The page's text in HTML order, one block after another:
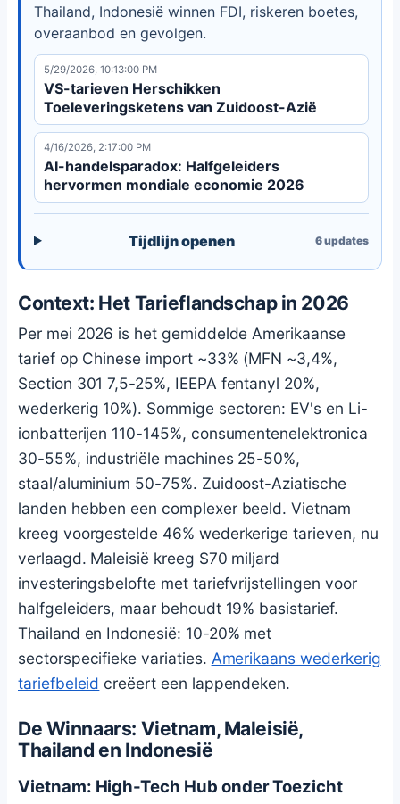
Thailand, Indonesië winnen FDI, riskeren boetes,
overaanbod en gevolgen.
5/29/2026, 10:13:00 PM
VS-tarieven Herschikken
Toeleveringsketens van Zuidoost-Azië
4/16/2026, 2:17:00 PM
AI-handelsparadox: Halfgeleiders
hervormen mondiale economie 2026
Tijdlijn openen 6updates
Context: Het Tarieflandschap in 2026
Per mei 2026 is het gemiddelde Amerikaanse
tarief op Chinese import ~33% (MFN ~3,4%,
Section 301 7,5-25%, IEEPA fentanyl 20%,
wederkerig 10%). Sommige sectoren: EV's en Li-
ionbatterijen 110-145%, consumentenelektronica
30-55%, industriële machines 25-50%,
staal/aluminium 50-75%. Zuidoost-Aziatische
landen hebben een complexer beeld. Vietnam
kreeg voorgestelde 46% wederkerige tarieven, nu
verlaagd. Maleisië kreeg $70 miljard
investeringsbelofte met tariefvrijstellingen voor
halfgeleiders, maar behoudt 19% basistarief.
Thailand en Indonesië: 10-20% met
sectorspecifieke variaties. Amerikaans wederkerig
tariefbeleid creëert een lappendeken.
De Winnaars: Vietnam, Maleisië,
Thailand en Indonesië
Vietnam: High-Tech Hub onder Toezicht